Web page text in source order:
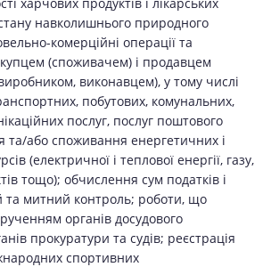
навколишнього природного
комерційні операції та
(споживачем) і продавцем
виконавцем), у тому числі
побутових, комунальних,
послуг, послуг поштового
та/або споживання енергетичних і
(електричної і теплової енергії, газу,
тощо); обчислення сум податків і
та митний контроль; роботи, що
органів досудового
прокуратури та судів; реєстрація
спортивних